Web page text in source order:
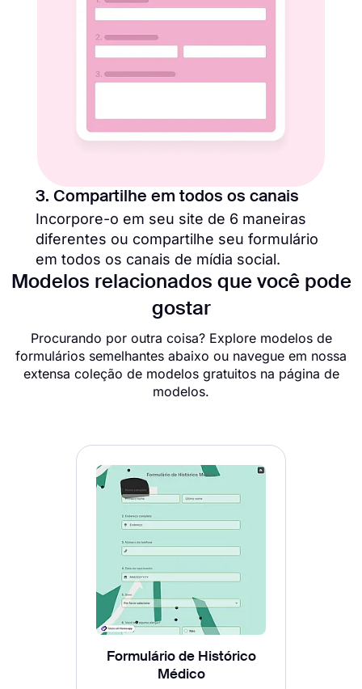
3. Compartilhe em todos os canais
Incorpore-o em seu site de 6 maneiras
diferentes ou compartilhe seu formulário
em todos os canais de mídia social.
Modelos relacionados que você pode
gostar
Procurando por outra coisa? Explore modelos de
formulários semelhantes abaixo ou navegue em nossa
extensa coleção de modelos gratuitos na página de
modelos.
Formulário de Histórico
Médico